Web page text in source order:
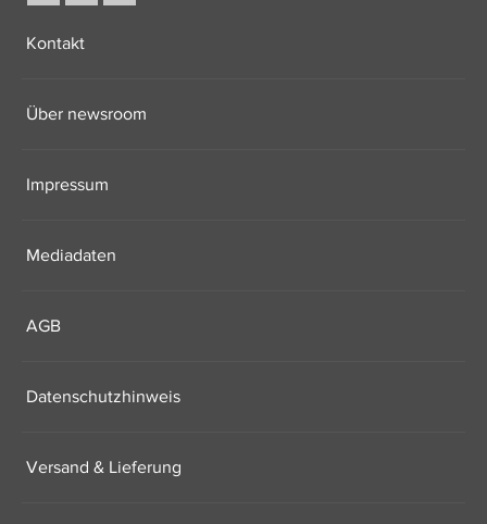
Kontakt
Über newsroom
Impressum
Mediadaten
AGB
Datenschutzhinweis
Versand & Lieferung